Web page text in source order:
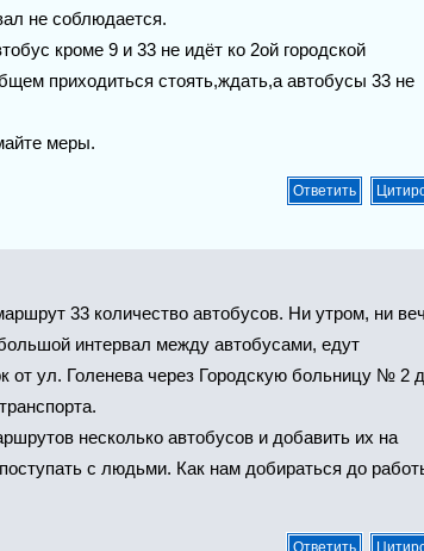
не соблюдается.
кроме 9 и 33 не идёт ко 2ой городской
приходиться стоять,ждать,а автобусы 33 не
меры.
33 количество автобусов. Ни утром, ни
интервал между автобусами, едут
от ул. Голенева через Городскую больницу № 2
несколько автобусов и добавить их на
с людьми. Как нам добираться до